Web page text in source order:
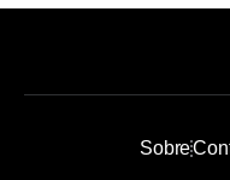
Sobre